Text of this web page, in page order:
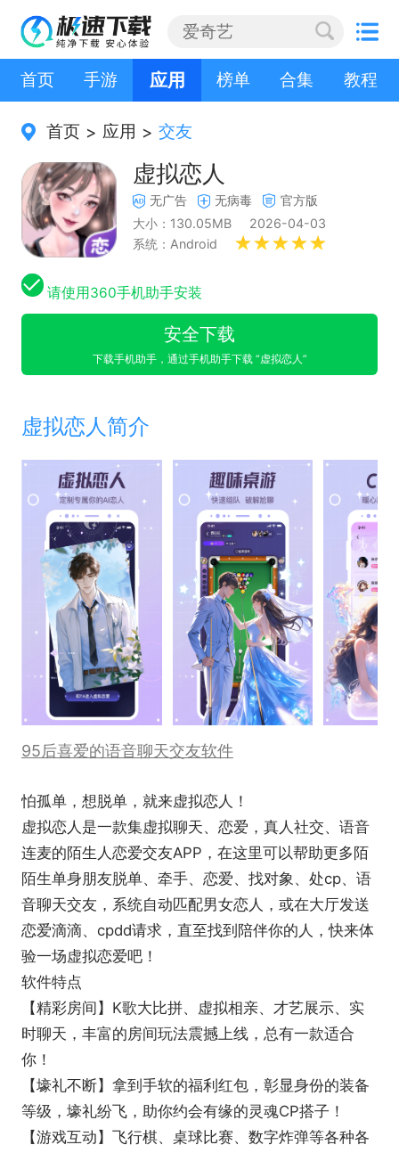
首页 手游 应用 榜单 合集 教程
首页 > 应用 > 交友
虚拟恋人
无广告 无病毒
官方版
大小：130.05MB
2026-04-03
系统：Android
请使用360手机助手安装
安全下载
下载手机助手，通过手机助手下载 “虚拟恋人”
虚拟恋人简介
95后喜爱的语音聊天交友软件
怕孤单，想脱单，就来虚拟恋人！
虚拟恋人是一款集虚拟聊天、恋爱，真人社交、语音
连麦的陌生人恋爱交友APP，在这里可以帮助更多陌
陌生单身朋友脱单、牵手、恋爱、找对象、处cp、语
音聊天交友，系统自动匹配男女恋人，或在大厅发送
恋爱滴滴、cpdd请求，直至找到陪伴你的人，快来体
验一场虚拟恋爱吧！
软件特点
【精彩房间】K歌大比拼、虚拟相亲、才艺展示、实
时聊天，丰富的房间玩法震撼上线，总有一款适合
你！
【壕礼不断】拿到手软的福利红包，彰显身份的装备
等级，壕礼纷飞，助你约会有缘的灵魂CP搭子！
【游戏互动】飞行棋、桌球比赛、数字炸弹等各种各